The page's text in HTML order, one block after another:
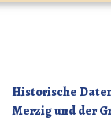
Historische
Merzig und der